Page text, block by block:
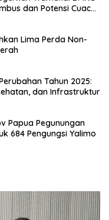
dan Potensi Cuaca
Lima Perda Non-
Tahun 2025:
dan Infrastruktur
Papua Pegunungan
684 Pengungsi Yalimo